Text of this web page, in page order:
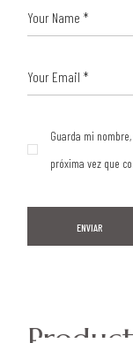
Guarda mi
próxima vez que
ENVIAR